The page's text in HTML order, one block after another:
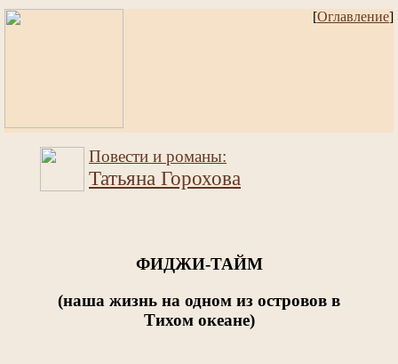
[Оглавление]
Повести и романы:
Татьяна Горохова
ФИДЖИ-ТАЙМ
(наша жизнь на одном из островов в
Тихом океане)